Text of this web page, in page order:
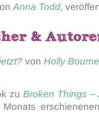
Anna Todd,
von Holly Bourne
zu Broken Things –